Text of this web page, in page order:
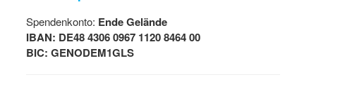
Spendenkonto: Ende Gelände
IBAN: DE48 4306 0967 1120 8464 00
BIC: GENODEM1GLS